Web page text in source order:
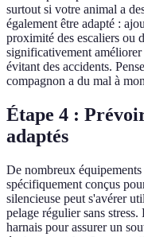
surtout si votre animal a
également être adapté :
proximité des escaliers ou
significativement
évitant des accidents.
compagnon a du mal à
Étape 4 :
adaptés
De nombreux
spécifiquement conçus
silencieuse peut s'avérer
pelage régulier sans
harnais pour assurer un